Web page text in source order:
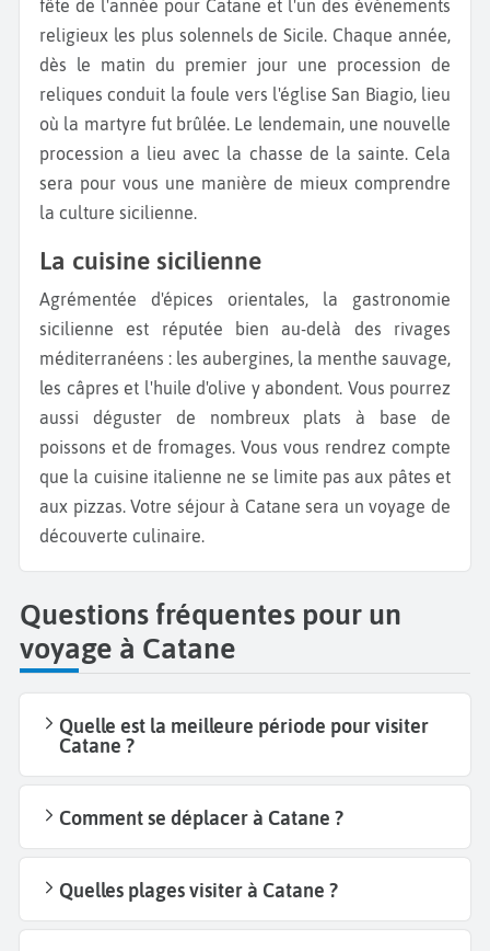
fête de l'année pour Catane et l'un des événements
religieux les plus solennels de Sicile. Chaque année,
dès le matin du premier jour une procession de
reliques conduit la foule vers l'église San Biagio, lieu
où la martyre fut brûlée. Le lendemain, une nouvelle
procession a lieu avec la chasse de la sainte. Cela
sera pour vous une manière de mieux comprendre
la culture sicilienne.
La cuisine sicilienne
Agrémentée d'épices orientales, la gastronomie
sicilienne est réputée bien au-delà des rivages
méditerranéens : les aubergines, la menthe sauvage,
les câpres et l'huile d'olive y abondent. Vous pourrez
aussi déguster de nombreux plats à base de
poissons et de fromages. Vous vous rendrez compte
que la cuisine italienne ne se limite pas aux pâtes et
aux pizzas. Votre séjour à Catane sera un voyage de
découverte culinaire.
Questions fréquentes pour un
voyage à Catane
Quelle est la meilleure période pour visiter
Catane ?
Comment se déplacer à Catane ?
Quelles plages visiter à Catane ?